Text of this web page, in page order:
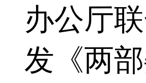
办公厅
发《两